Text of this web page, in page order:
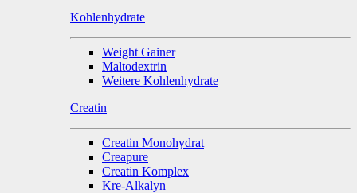
Kohlenhydrate
Weight Gainer
Maltodextrin
Weitere Kohlenhydrate
Creatin
Creatin Monohydrat
Creapure
Creatin Komplex
Kre-Alkalyn